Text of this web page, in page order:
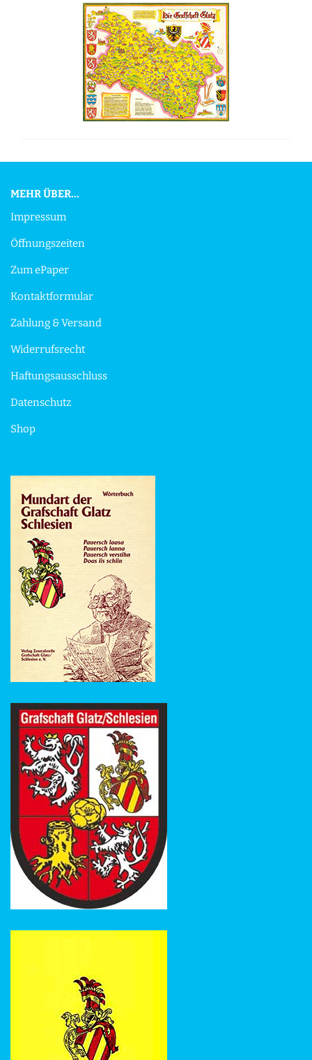
MEHR ÜBER...
Impressum
Öffnungszeiten
Zum ePaper
Kontaktformular
Zahlung & Versand
Widerrufsrecht
Haftungsausschluss
Datenschutz
Shop